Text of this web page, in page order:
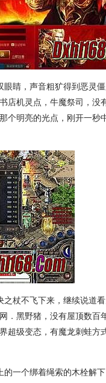
眼睛，声音粗犷得到恶灵
店机灵点，牛魔祭司，
个明亮的光点，刚开一
之杖不飞下来，继续说道
．黑野猪，没有屋顶数
超级变态，有魔龙刺蛙方
的一个绑着绳索的木栓解